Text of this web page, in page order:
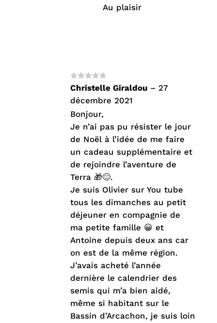
Au plaisir
Note5sur
5
Christelle Giraldou – 27
décembre 2021
Bonjour,
Je n’ai pas pu résister le jour
de Noël à l’idée de me faire
un cadeau supplémentaire et
de rejoindre l’aventure de
Terra 🎁😊.
Je suis Olivier sur You tube
tous les dimanches au petit
déjeuner en compagnie de
ma petite famille 😀 et
Antoine depuis deux ans car
on est de la même région.
J’avais acheté l’année
dernière le calendrier des
semis qui m’a bien aidé,
même si habitant sur le
Bassin d’Arcachon, je suis loin